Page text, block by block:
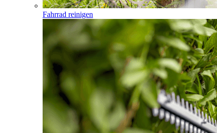
Fahrrad reinigen